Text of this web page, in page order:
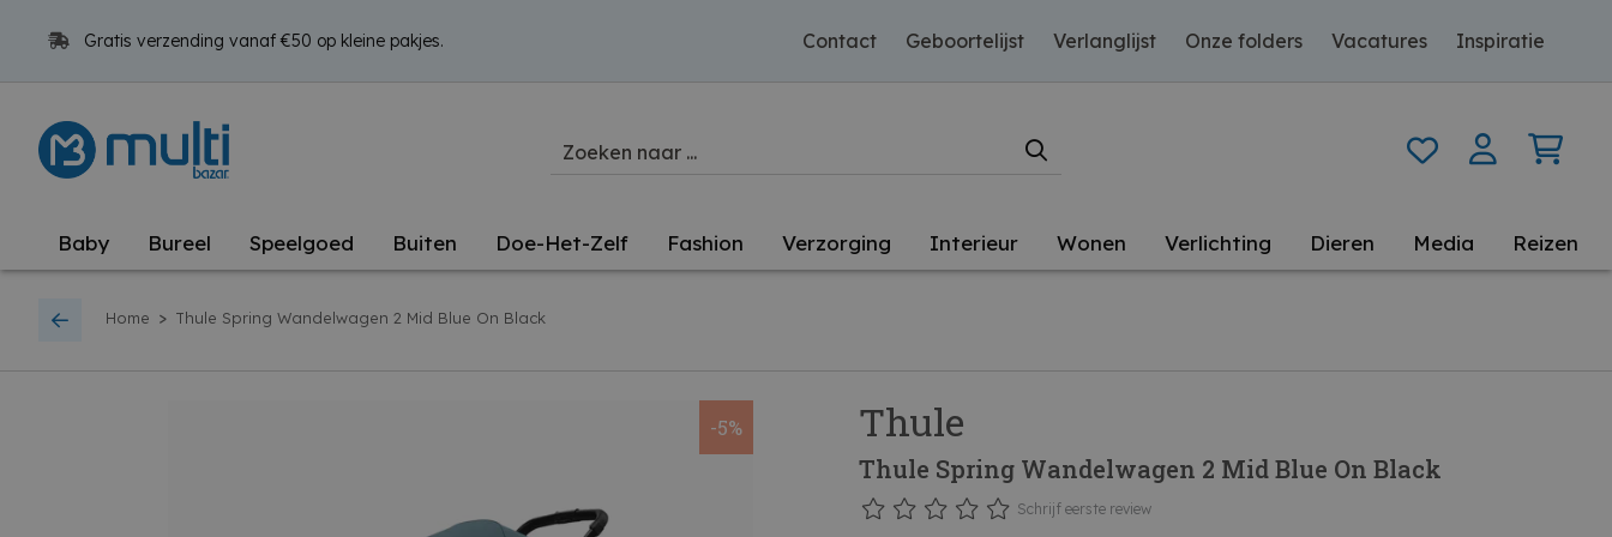
Gratis verzending vanaf €50 op kleine pakjes. Contact Geboortelijst Verlanglijst Onze folders Vacatures Inspiratie
Baby Bureel Speelgoed Buiten Doe-Het-Zelf Fashion Verzorging Interieur Wonen Verlichting Dieren Media Reizen
Home > Thule Spring Wandelwagen 2 Mid Blue On Black
-5% Thule
Thule Spring Wandelwagen 2 Mid Blue On Black
Schrijf eerste review